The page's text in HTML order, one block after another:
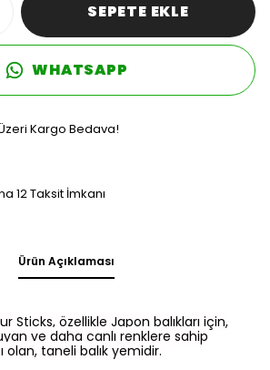
SEPETE EKLE
WHATSAPP
Kargo Bedava!
12 Taksit İmkanı
Ürün Açıklaması
Sticks, özellikle Japon balıkları için,
ve daha canlı renklere sahip
olan, taneli balık yemidir.